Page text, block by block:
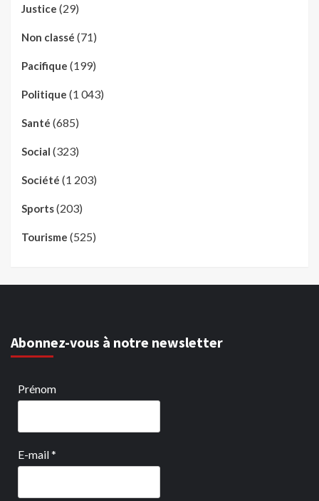
Justice (29)
Non classé (71)
Pacifique (199)
Politique (1 043)
Santé (685)
Social (323)
Société (1 203)
Sports(203)
Tourisme (525)
Abonnez-vous à notre newsletter
Prénom
E-mail*